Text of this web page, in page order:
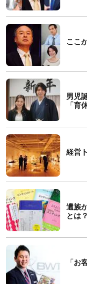
ここ
男児
「育
経営
遺族
とは？
「お